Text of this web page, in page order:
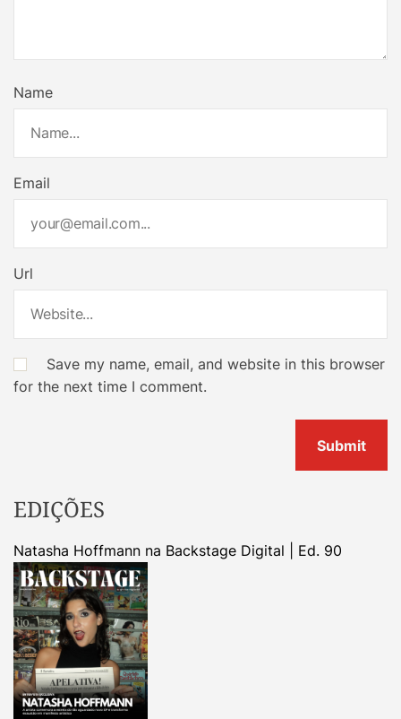
Name
Email
Url
Save my name, email, and website in this browser
for the next time I comment.
EDIÇÕES
Natasha Hoffmann na Backstage Digital | Ed. 90